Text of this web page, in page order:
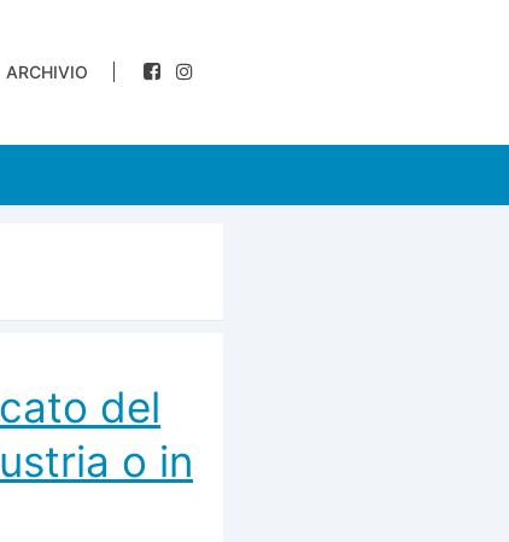
ARCHIVIO
del
o in